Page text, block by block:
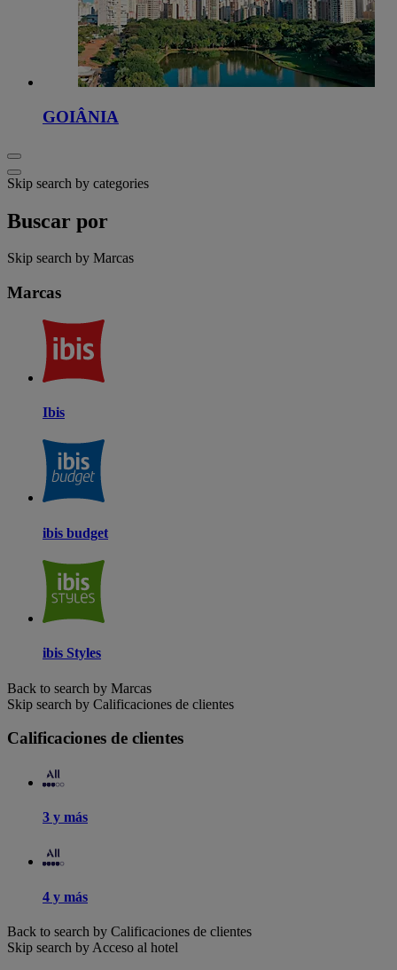
GOIÂNIA
Skip search by categories
Buscar por
Skip search by Marcas
Marcas
Ibis
ibis budget
ibis Styles
Back to search by Marcas
Skip search by Calificaciones de clientes
Calificaciones de clientes
3 y más
4 y más
Back to search by Calificaciones de clientes
Skip search by Acceso al hotel